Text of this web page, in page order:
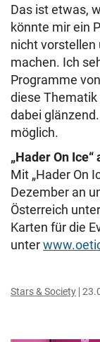
Das ist etwas,
könnte mir ein
nicht vorstellen
machen. Ich
Programme
diese
dabei
möglich.
„Hader On Ice“
Mit „Hader On
Dezember an
Österreich
Karten für die
unter
Stars & Society